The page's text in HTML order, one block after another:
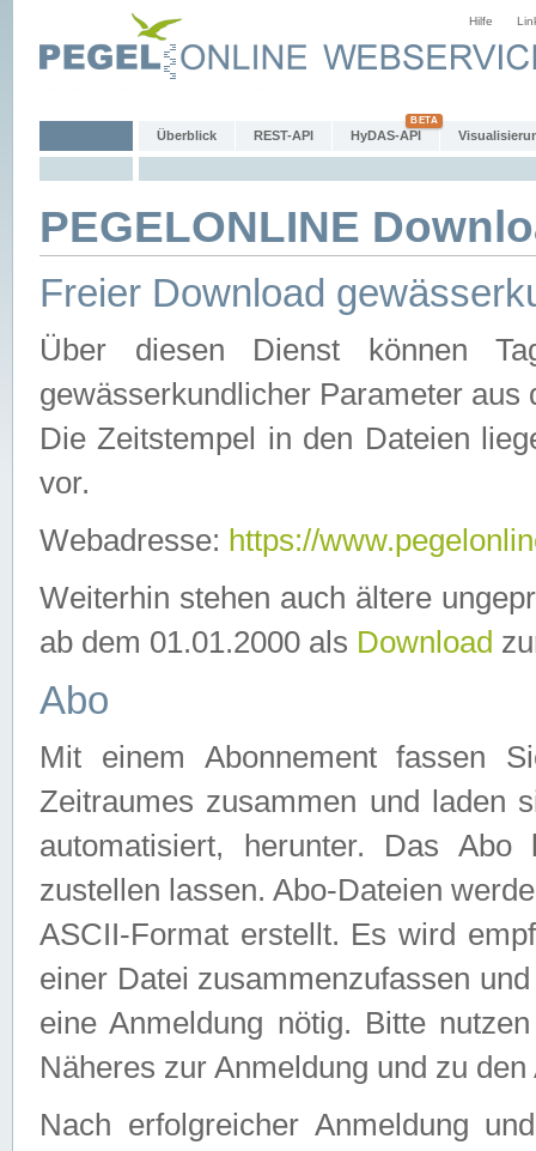
Hilfe
Überblick REST-API HyDAS-API
PEGELONLINE
Freier Download
Über diesen Dienst können
gewässerkundlicher Parameter aus
Die Zeitstempel in den Dateien
vor.
Webadresse: https://
Weiterhin stehen auch ältere
ab dem 01.01.2000 als Download
Abo
Mit einem Abonnement fassen
Zeitraumes zusammen und laden
automatisiert, herunter. Das
zustellen lassen. Abo-Dateien
ASCII-Format erstellt. Es wird
einer Datei zusammenzufassen
eine Anmeldung nötig. Bitte
Näheres zur Anmeldung und zu
Nach erfolgreicher Anmeldung